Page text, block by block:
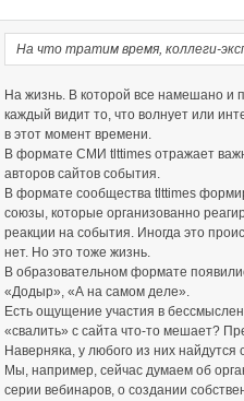
На что тратим время, коллеги-
На жизнь. В которой все намешано и
каждый видит то, что волнует или
в этот момент времени.
В формате СМИ tlttimes отражает
авторов сайтов события.
В формате сообщества tlttimes
союзы, которые организованно
реакции на события. Иногда это
нет. Но это тоже жизнь.
В образовательном формате
«Додыр», «А на самом деле».
Есть ощущение участия в
«свалить» с сайта что-то мешает?
Наверняка, у любого из них найдутся
Мы, например, сейчас думаем об
серии вебинаров, о создании